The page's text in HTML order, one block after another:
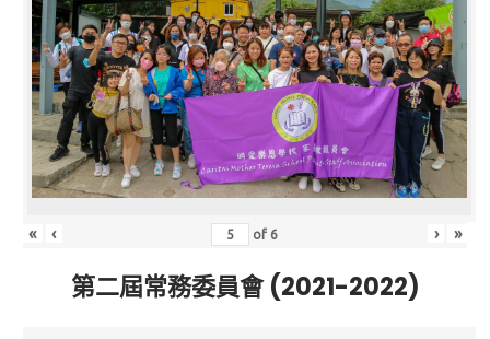
« ‹ of 6 › »
第二屆常務委員會 (2021-2022)